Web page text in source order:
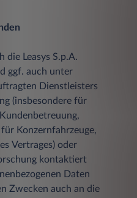
die Leasys S.p.A.
ggf. auch unter
Dienstleisters
(insbesondere für
Konzernfahrzeuge,
Vertrages) oder
kontaktiert
Daten
Zwecken auch an die